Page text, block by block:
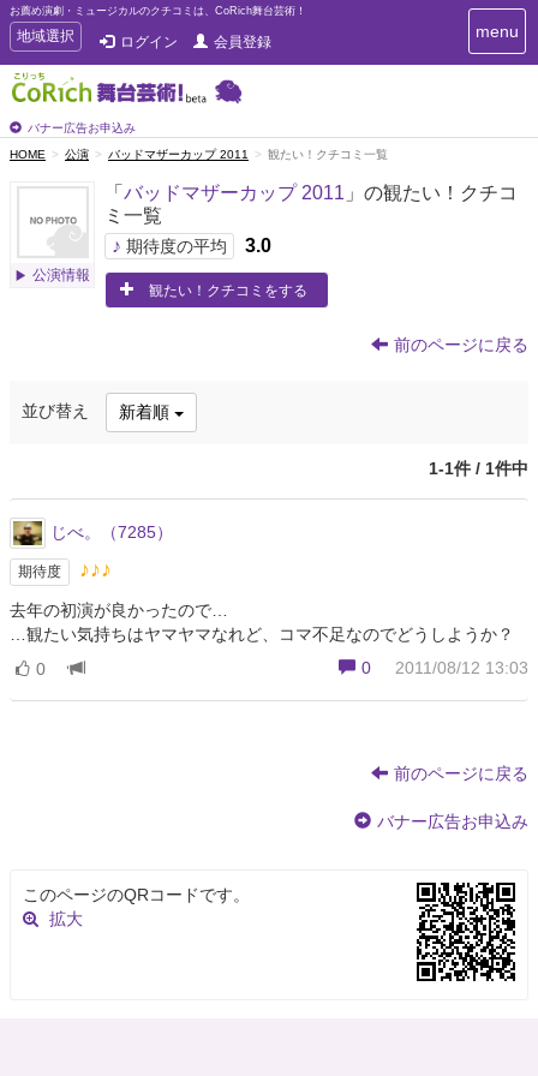
お薦め演劇・ミュージカルのクチコミは、CoRich舞台芸術！
T
o
g
g
e
n
a
t
地域選択 ログイン 会員登録
バナー広告お申込み
T
o
a
i
menu
HOME 公演 バッドマザーカップ 2011 観たい！クチコミ一覧
公演情報
「 バッドマザーカップ 2011 」の観たい！クチコ
ミ一覧
♪ 期待度の平均 3.0
観たい！クチコミをする
前のページに戻る
並び替え 新着順
1-1件 / 1件中
じべ。（7285）
期待度 ♪♪♪
去年の初演が良かったので…
…観たい気持ちはヤマヤマなれど、コマ不足なのでどうしようか？
0
2011/08/12 13:03
0
前のページに戻る
バナー広告お申込み
このページのQRコードです。
拡大